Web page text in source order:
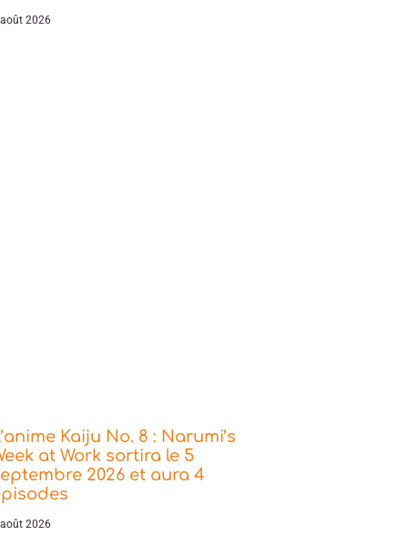
2026
Kaiju No. 8 : Narumi’s
at Work sortira le 5
2026 et aura 4
2026